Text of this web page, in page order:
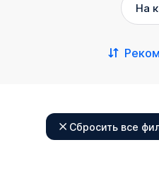
На
Сбросить все